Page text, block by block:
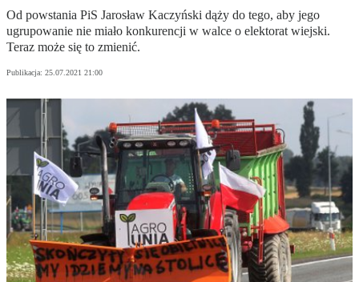
Od powstania PiS Jarosław Kaczyński dąży do tego, aby jego
ugrupowanie nie miało konkurencji w walce o elektorat wiejski.
Teraz może się to zmienić.
Publikacja: 25.07.2021 21:00